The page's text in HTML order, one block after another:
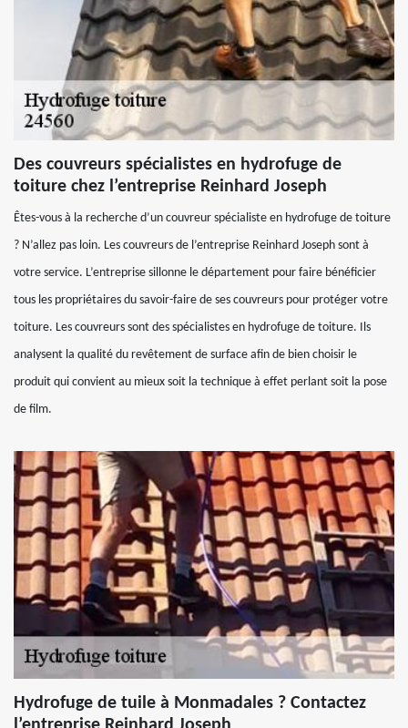
Des couvreurs spécialistes en hydrofuge de
toiture chez l’entreprise Reinhard Joseph
Êtes-vous à la recherche d’un couvreur spécialiste en hydrofuge de toiture
? N’allez pas loin. Les couvreurs de l’entreprise Reinhard Joseph sont à
votre service. L’entreprise sillonne le département pour faire bénéficier
tous les propriétaires du savoir-faire de ses couvreurs pour protéger votre
toiture. Les couvreurs sont des spécialistes en hydrofuge de toiture. Ils
analysent la qualité du revêtement de surface afin de bien choisir le
produit qui convient au mieux soit la technique à effet perlant soit la pose
de film.
Hydrofuge de tuile à Monmadales ? Contactez